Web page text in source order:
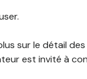
sur le détail
est invité à